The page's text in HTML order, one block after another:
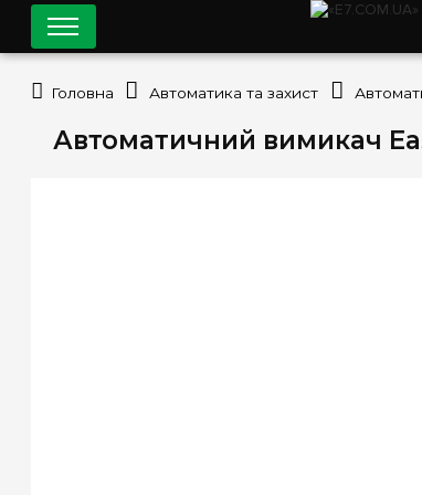
Автоматичний вимикач
Головна Автоматика та захист